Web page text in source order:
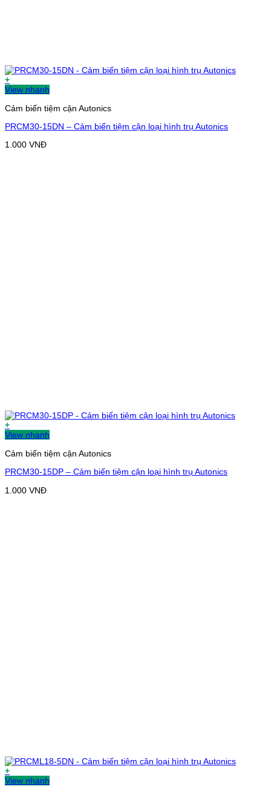
+
View nhanh
Cảm biến tiệm cận Autonics
PRCM30-15DN – Cảm biến tiệm cận loại hình trụ Autonics
1.000 VNĐ
+
View nhanh
Cảm biến tiệm cận Autonics
PRCM30-15DP – Cảm biến tiệm cận loại hình trụ Autonics
1.000 VNĐ
+
View nhanh